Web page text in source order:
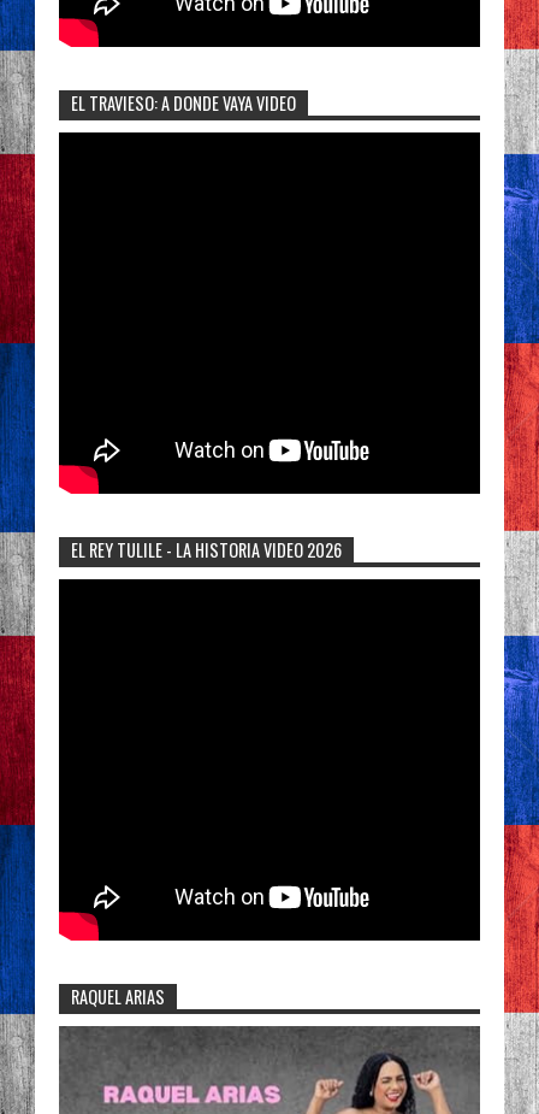
EL TRAVIESO: A DONDE VAYA VIDEO
EL REY TULILE - LA HISTORIA VIDEO 2026
RAQUEL ARIAS